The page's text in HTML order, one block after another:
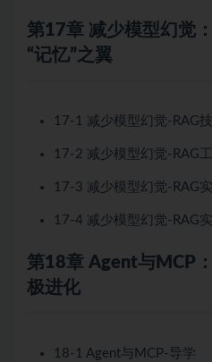
第17章 减少模型幻觉
“记忆”之翼
17-1 减少模型幻觉-RAG
17-2 减少模型幻觉-RAG
17-3 减少模型幻觉-RAG
17-4 减少模型幻觉-RAG
第18章 Agent与MCP
极进化
18-1 Agent与MCP-导学